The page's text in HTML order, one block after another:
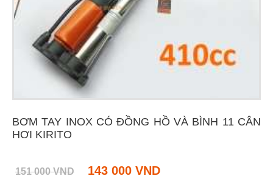
BƠM TAY INOX CÓ ĐỒNG HỒ VÀ BÌNH 11 CÂN
HƠI KIRITO
151 000 VND 143 000 VND